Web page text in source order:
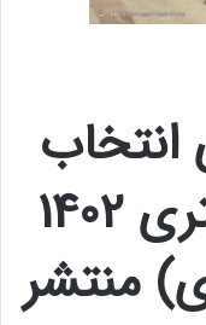
انتخاب
منتشر